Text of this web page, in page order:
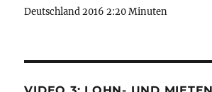
Deutschland 2016 2:20 Minuten